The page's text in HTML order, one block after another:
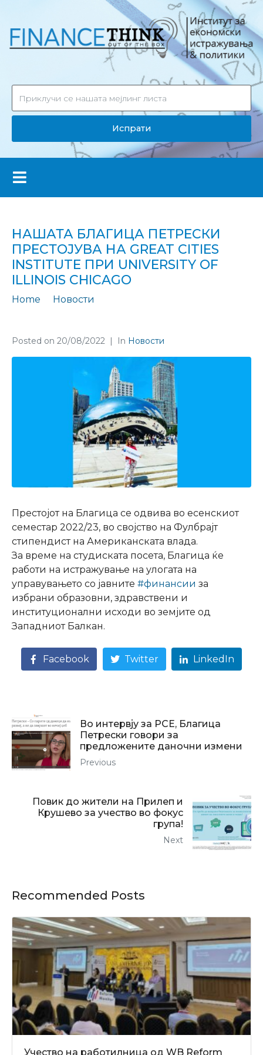
Испрати
НАШАТА БЛАГИЦА ПЕТРЕСКИ
ПРЕСТОЈУВА НА GREAT CITIES
INSTITUTE ПРИ UNIVERSITY OF
ILLINOIS CHICAGO
Home
Новости
Posted on 20/08/2022 In Новости
Престојот на Благица се одвива во есенскиот
семестар 2022/23, во својство на Фулбрајт
стипендист на Американската влада.
За време на студиската посета, Благица ќе
работи на истражување на улогата на
управувањето со јавните #финансии за
избрани образовни, здравствени и
институционални исходи во земјите од
Западниот Балкан.
Facebook Twitter LinkedIn
Во интервју за РСЕ, Благица
Петрески говори за
предложените даночни измени
Previous
Повик до жители на Прилеп и
Крушево за учество во фокус
група!
Next
Recommended Posts
Учество на работилница од WB Reform